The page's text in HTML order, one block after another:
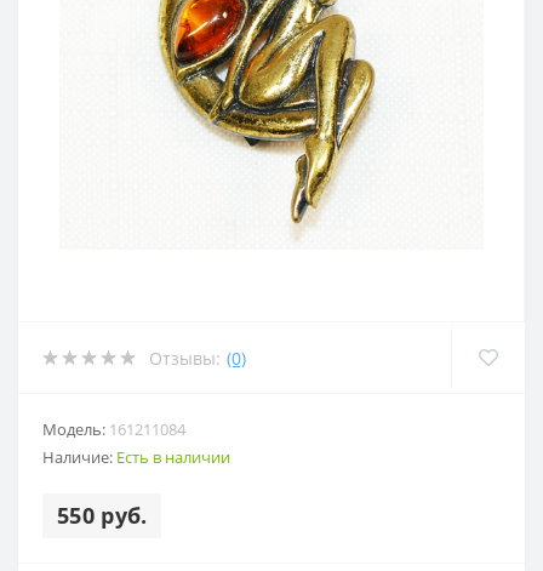
Отзывы: (0)
Модель: 161211084
Наличие: Есть в наличии
550 руб.